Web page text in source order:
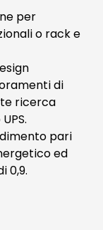
per
o rack e
di
ricerca
pari
ed
0,9.